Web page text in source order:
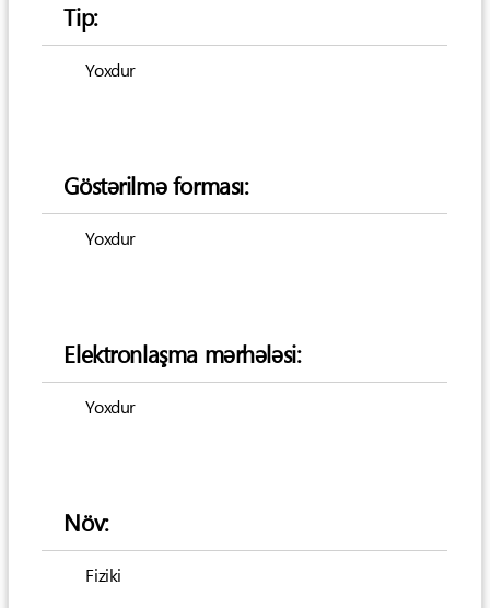
Tip:
Yoxdur
Göstərilmə forması:
Yoxdur
Elektronlaşma mərhələsi:
Yoxdur
Növ:
Fiziki